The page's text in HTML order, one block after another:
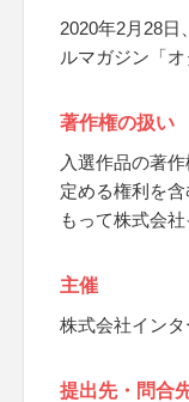
2020年2月28
ルマガジン「
著作権の扱い
入選作品の著
定める権利を
もって株式会
主催
株式会社インタ
提出先・問合